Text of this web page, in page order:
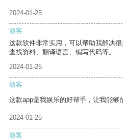
2024-01-25
游客
这款软件非常实用，可以帮助我解决
查找资料、翻译语言、编写代码等。
2024-01-25
游客
这款app是我娱乐的好帮手，让我能够
2024-01-25
游客